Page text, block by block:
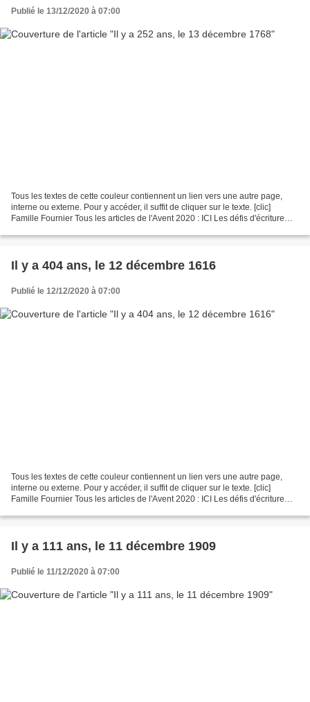
Publié le 13/12/2020 à 07:00
Tous les textes de cette couleur contiennent un lien vers une autre page,
interne ou externe. Pour y accéder, il suffit de cliquer sur le texte. [clic]
Famille Fournier Tous les articles de l'Avent 2020 : ICI Les défis d'écriture
Il y a 404 ans, le 12 décembre 1616
Publié le 12/12/2020 à 07:00
Tous les textes de cette couleur contiennent un lien vers une autre page,
interne ou externe. Pour y accéder, il suffit de cliquer sur le texte. [clic]
Famille Fournier Tous les articles de l'Avent 2020 : ICI Les défis d'écriture
Il y a 111 ans, le 11 décembre 1909
Publié le 11/12/2020 à 07:00